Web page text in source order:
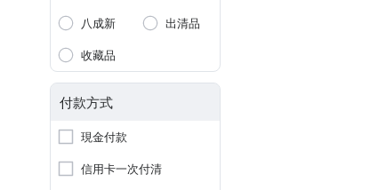
八成新
出清品
收藏品
付款方式
現金付款
信用卡一次付清